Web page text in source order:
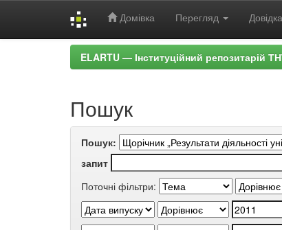
Домівка Перегляд Довідка
ELARTU — Інституційний репозитарій
Пошук
Пошук:
запит
Поточні фільтри: